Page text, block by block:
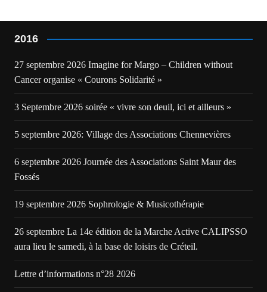
2016
27 septembre 2026 Imagine for Margo – Children without
Cancer organise « Courons Solidarité »
3 Septembre 2026 soirée « vivre son deuil, ici et ailleurs »
5 septembre 2026: Village des Associations Chennevières
6 septembre 2026 Journée des Associations Saint Maur des
Fossés
19 septembre 2026 Sophrologie & Musicothérapie
26 septembre La 14e édition de la Marche Active CALIPSSO
aura lieu le samedi, à la base de loisirs de Créteil.
Lettre d’informations n°28 2026